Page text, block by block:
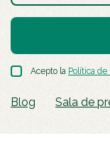
Acepto la Política de
Blog Sala de